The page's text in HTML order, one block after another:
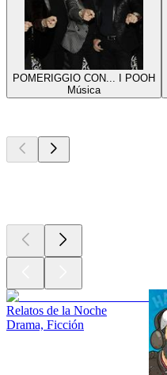
POMERIGGIO CON... I POOH
Música
Relatos de la Noche
Drama, Ficción